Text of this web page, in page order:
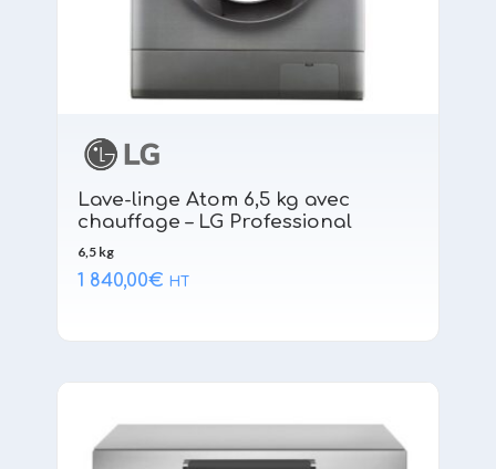
Lave-linge Atom 6,5 kg avec
chauffage – LG Professional
6,5 kg
1 840,00€ HT